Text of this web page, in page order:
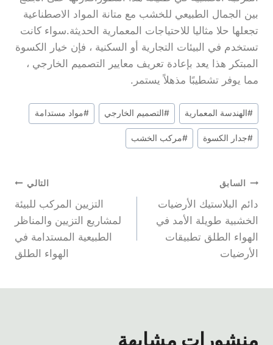
بين الجمال الطبيعي للخشب مع متانة المواد الاصطناعية
تجعلها حلا مثاليا للاحتياجات المعمارية الحديثة.سواء كانت
تستخدم في البيئات التجارية أو السكنية ، فإن خيار الكسوة
المبتكر هذا يعد بإعادة تعريف معايير التصميم الخارجي ،
مما يوفر تشطيبًا مذهلاً يستمر.
علامات
المشاركة:
#الهندسة المعمارية #التصميم الخارجي #مواد مستدامة
#جدار الكسوة #مركب الخشب
تصفّح
المقالات
السابق
دائم البلاستيك الأرضيات
الخشبية طويلة الأمد في
الهواء الطلق تطبيقات
الأرضيات
التالي
التزيين المركب للبيئة
لمشاريع التزيين والمناظر
الطبيعية المستدامة في
الهواء الطلق
منشورات مشابهة